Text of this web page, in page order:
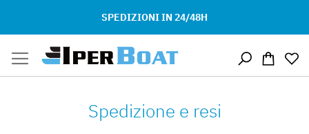
SPEDIZIONI IN 24/48H
al
contenuto
Carrello
Spedizione e resi